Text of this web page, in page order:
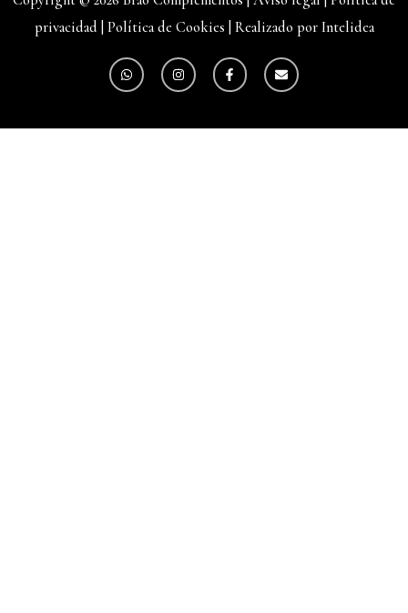
privacidad Política de Cookies Realizado por Intelidea
W
h
a
a
I
n
s
g
F
a
c
o
E
n
v
o